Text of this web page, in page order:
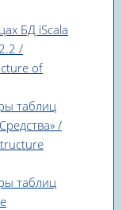
БД iScala
/
of
таблиц
/
таблиц